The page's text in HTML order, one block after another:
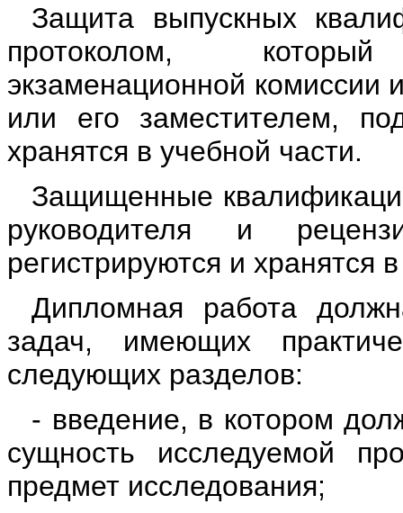
Защита выпускных
протоколом,
экзаменационной комиссии
или его заместителем,
хранятся в учебной части.
Защищенные
руководителя и
регистрируются и хранятся
Дипломная работа
задач, имеющих
следующих разделов:
- введение, в котором
сущность исследуемой
предмет исследования;